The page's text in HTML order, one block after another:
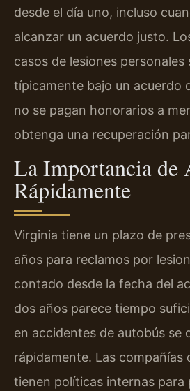
desde el día uno, incluso
alcanzar un acuerdo justo.
casos de lesiones personales
típicamente bajo un acuerdo
no se pagan honorarios a
obtenga una recuperación
La Importancia de
Rápidamente
Virginia tiene un plazo de
años para reclamos por
contado desde la fecha del
dos años parece tiempo
en accidentes de autobús se
rápidamente. Las compañías
tienen políticas internas para